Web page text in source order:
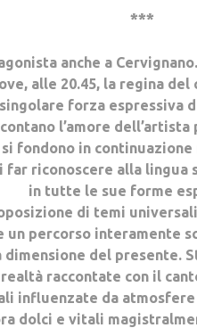
***
anche a
alle 20.45, la regina
forza espressiva
l’amore
fondono in
riconoscere alla lingua
in tutte le sue forme
di temi
percorso interamente
del presente.
raccontate con il
influenzate da
dolci e vitali